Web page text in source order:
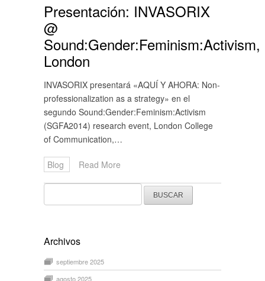
Presentación: INVASORIX
@
Sound:Gender:Feminism:Activism,
London
INVASORIX presentará «AQUÍ Y AHORA: Non-
professionalization as a strategy» en el
segundo Sound:Gender:Feminism:Activism
(SGFA2014) research event, London College
of Communication,…
Blog Read More
Buscar:
Archivos
septiembre 2025
agosto 2025